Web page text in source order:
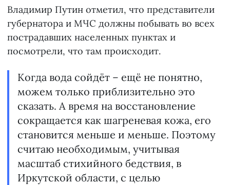
Владимир Путин отметил, что представители
губернатора и МЧС должны побывать во всех
пострадавших населенных пунктах и
посмотрели, что там происходит.
Когда вода сойдёт – ещё не понятно,
можем только приблизительно это
сказать. А время на восстановление
сокращается как шагреневая кожа, его
становится меньше и меньше. Поэтому
считаю необходимым, учитывая
масштаб стихийного бедствия, в
Иркутской области, с целью